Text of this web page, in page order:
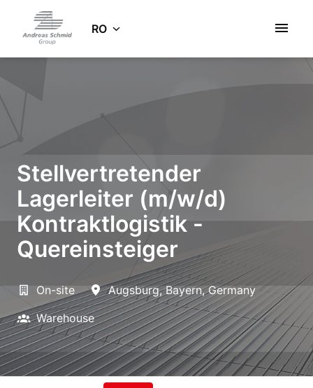
conținutPagina de pornire
RO
Stellvertretender
Lagerleiter (m/w/d)
Kontraktlogistik -
Quereinsteiger
On-site Augsburg, Bayern, Germany
Warehouse